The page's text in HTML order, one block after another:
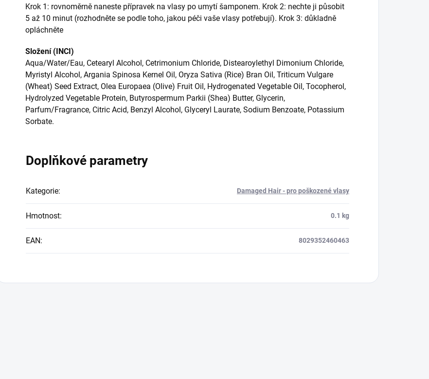
Krok 1: rovnoměrně naneste přípravek na vlasy po umytí šamponem. Krok 2: nechte ji působit
5 až 10 minut (rozhodněte se podle toho, jakou péči vaše vlasy potřebují). Krok 3: důkladně
opláchněte
Složení (INCI)
Aqua/Water/Eau, Cetearyl Alcohol, Cetrimonium Chloride, Distearoylethyl Dimonium Chloride,
Myristyl Alcohol, Argania Spinosa Kernel Oil, Oryza Sativa (Rice) Bran Oil, Triticum Vulgare
(Wheat) Seed Extract, Olea Europaea (Olive) Fruit Oil, Hydrogenated Vegetable Oil, Tocopherol,
Hydrolyzed Vegetable Protein, Butyrospermum Parkii (Shea) Butter, Glycerin,
Parfum/Fragrance, Citric Acid, Benzyl Alcohol, Glyceryl Laurate, Sodium Benzoate, Potassium
Sorbate.
Doplňkové parametry
Kategorie: Damaged Hair - pro poškozené vlasy
Hmotnost: 0.1 kg
EAN: 8029352460463